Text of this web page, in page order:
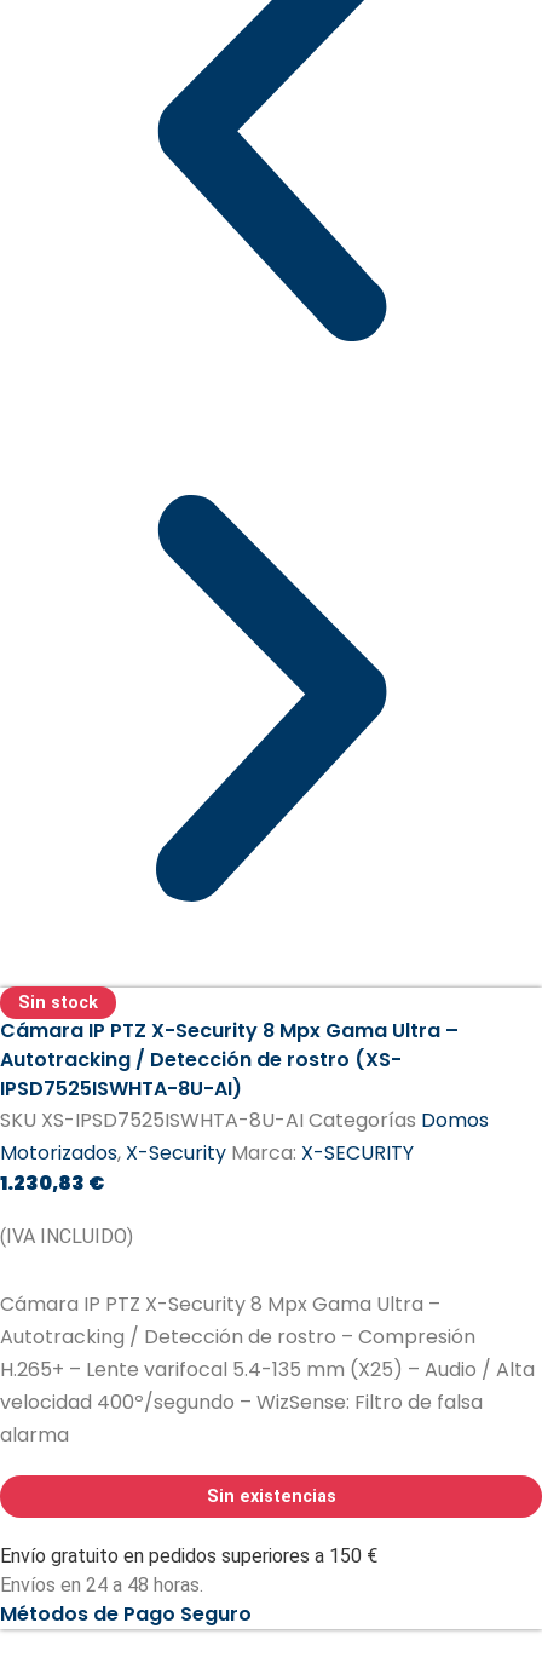
Sin stock
Cámara IP PTZ X-Security 8 Mpx Gama Ultra –
Autotracking / Detección de rostro (XS-
IPSD7525ISWHTA-8U-AI)
SKU XS-IPSD7525ISWHTA-8U-AI Categorías Domos
Motorizados, X-Security Marca: X-SECURITY
1.230,83 €
(IVA INCLUIDO)
Cámara IP PTZ X-Security 8 Mpx Gama Ultra –
Autotracking / Detección de rostro – Compresión
H.265+ – Lente varifocal 5.4-135 mm (X25) – Audio / Alta
velocidad 400º/segundo – WizSense: Filtro de falsa
alarma
Sin existencias
Envío gratuito en pedidos superiores a 150 €
Envíos en 24 a 48 horas.
Métodos de Pago Seguro